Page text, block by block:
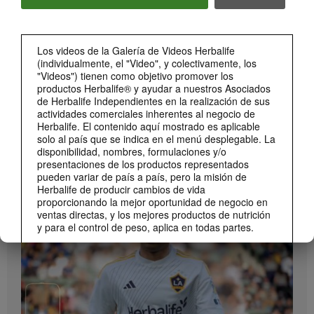
Los videos de la Galería de Videos Herbalife
(individualmente, el "Video", y colectivamente, los
"Videos") tienen como objetivo promover los
productos Herbalife® y ayudar a nuestros Asociados
de Herbalife Independientes en la realización de sus
actividades comerciales inherentes al negocio de
Herbalife. El contenido aquí mostrado es aplicable
solo al país que se indica en el menú desplegable. La
disponibilidad, nombres, formulaciones y/o
presentaciones de los productos representados
pueden variar de país a país, pero la misión de
Herbalife de producir cambios de vida
proporcionando la mejor oportunidad de negocio en
ventas directas, y los mejores productos de nutrición
y para el control de peso, aplica en todas partes.
Los Videos podrían incluir las experiencias del
volumen de ventas acumulado, o reseñas de
ingresos adquiridos, de Asociados de Herbalife
Independientes de diferentes niveles del Plan de
Ventas y Mercadeo en diversos países. Estos
ingresos corresponden a los individuos (o ejemplos)
Cómo tomar Bioniq GO
Descubre las diferentes formas de usar Bioniq GO.
MARCA Y PATROCINIOS Ver Todos